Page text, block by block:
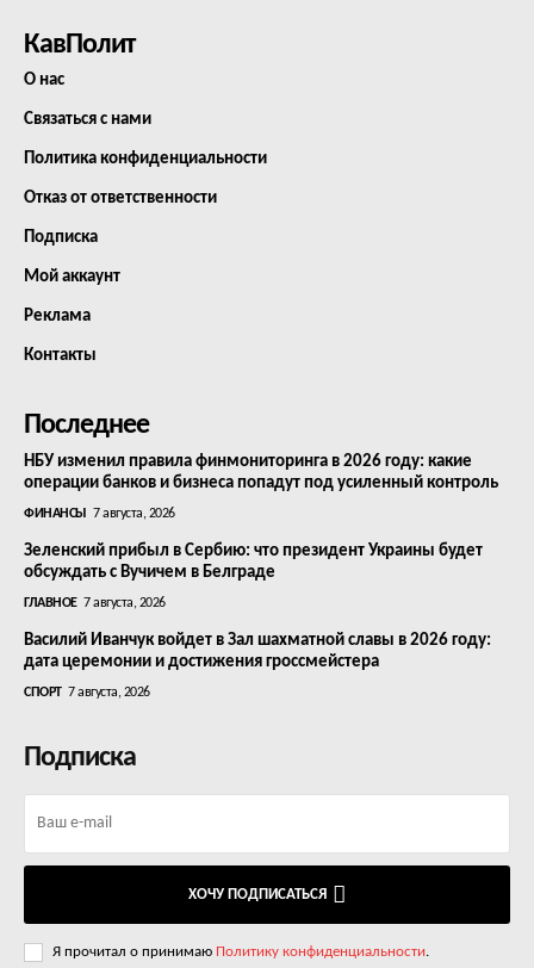
КавПолит
О нас
Связаться с нами
Политика конфиденциальности
Отказ от ответственности
Подписка
Мой аккаунт
Реклама
Контакты
Последнее
НБУ изменил правила финмониторинга в 2026 году: какие
операции банков и бизнеса попадут под усиленный контроль
ФИНАНСЫ 7 августа, 2026
Зеленский прибыл в Сербию: что президент Украины будет
обсуждать с Вучичем в Белграде
ГЛАВНОЕ 7 августа, 2026
Василий Иванчук войдет в Зал шахматной славы в 2026 году:
дата церемонии и достижения гроссмейстера
СПОРТ 7 августа, 2026
Подписка
ХОЧУ ПОДПИСАТЬСЯ
Я прочитал о принимаю Политику конфиденциальности.